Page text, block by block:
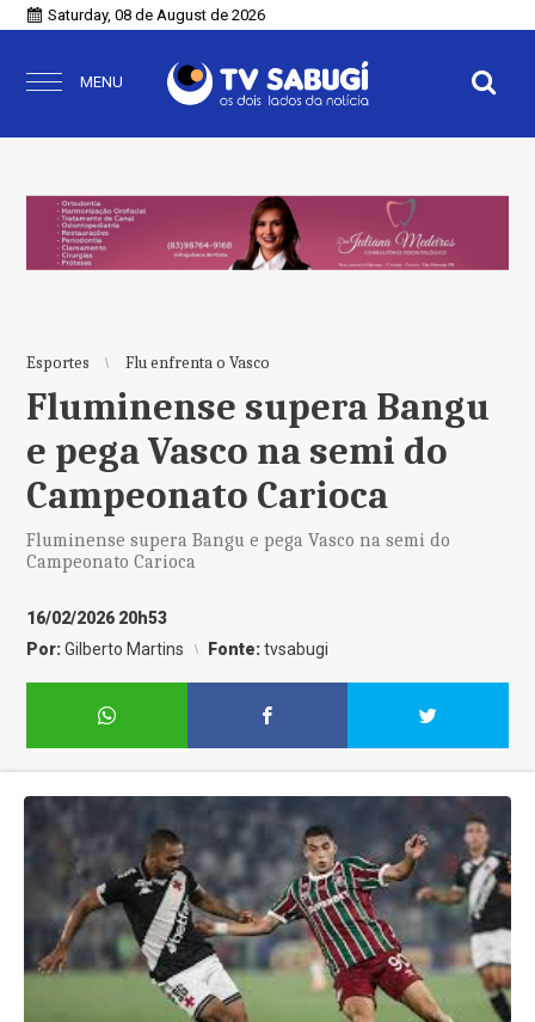
Saturday, 08 de August de 2026
MENU
Esportes Flu enfrenta o Vasco
Fluminense supera Bangu
e pega Vasco na semi do
Campeonato Carioca
Fluminense supera Bangu e pega Vasco na semi do
Campeonato Carioca
16/02/2026 20h53
Por:Gilberto Martins Fonte:tvsabugi